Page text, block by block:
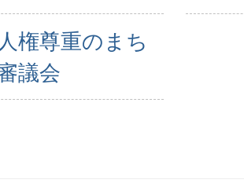
権尊重のまち
議会